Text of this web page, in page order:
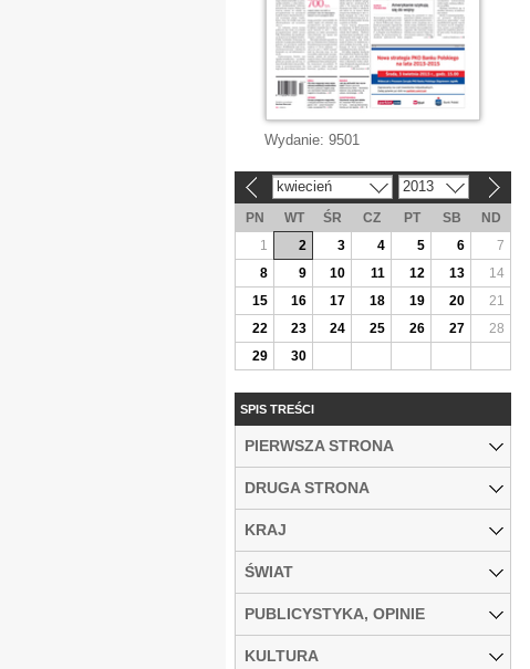
Wydanie: 9501
kwiecień 2013
PN WT ŚR CZ PT SB
ND
1
2 3 4 5 6
7
8
9 10 11 12 13
14
15
16 17 18 19 20
21
22
23 24 25 26 27
28
29
30
SPIS TREŚCI
PIERWSZA STRONA
DRUGA STRONA
KRAJ
ŚWIAT
PUBLICYSTYKA, OPINIE
KULTURA